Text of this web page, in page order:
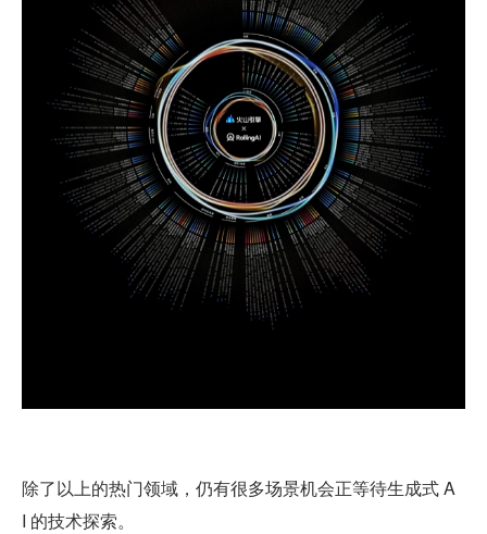
除了以上的热门领域，仍有很多场景机会正等待生成式 A
I 的技术探索。